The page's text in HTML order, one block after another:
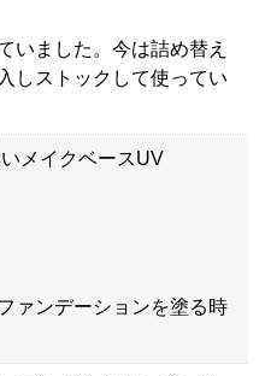
いました。今は詰め替え
しストックして使ってい
メイクベースUV
ァンデーションを塗る時